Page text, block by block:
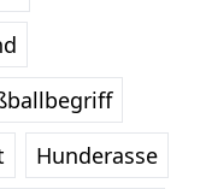
Hunderasse